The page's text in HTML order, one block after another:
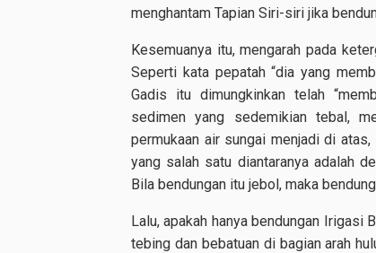
menghantam Tapian Siri-siri jika
Kesemuanya itu, mengarah pada
Seperti kata pepatah “dia yang
Gadis itu dimungkinkan telah
sedimen yang sedemikian tebal,
permukaan air sungai menjadi di
yang salah satu diantaranya adalah
Bila bendungan itu jebol, maka
Lalu, apakah hanya bendungan Irigasi
tebing dan bebatuan di bagian arah